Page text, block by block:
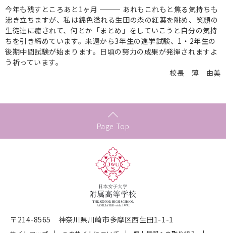
今年も残すところあと1ヶ月 ——— あれもこれもと焦る気持ちも
沸き立ちますが、私は錦色溢れる生田の森の紅葉を眺め、笑顔の
生徒達に癒されて、何とか「まとめ」をしていこうと自分の気持
ちを引き締めています。来週から3年生の進学試験、1・2年生の
後期中間試験が始まります。日頃の努力の成果が発揮されますよ
う祈っています。
校長 薄 由美
Page Top
〒214-8565 神奈川県川崎市多摩区西生田1-1-1